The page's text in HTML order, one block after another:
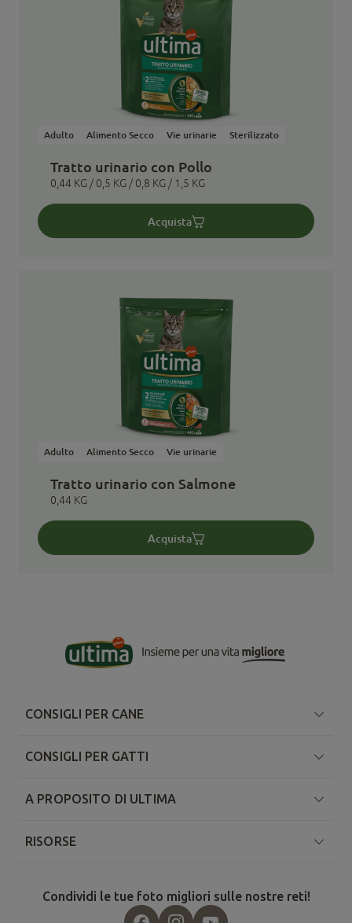
Adulto Alimento Secco Vie urinarie Sterilizzato
Tratto urinario con Pollo
0,44 KG / 0,5 KG / 0,8 KG / 1,5 KG
Acquista
Adulto Alimento Secco Vie urinarie
Tratto urinario con Salmone
0,44 KG
Acquista
CONSIGLI PER CANE
CONSIGLI PER GATTI
A PROPOSITO DI ULTIMA
RISORSE
Condividi le tue foto migliori sulle nostre reti!